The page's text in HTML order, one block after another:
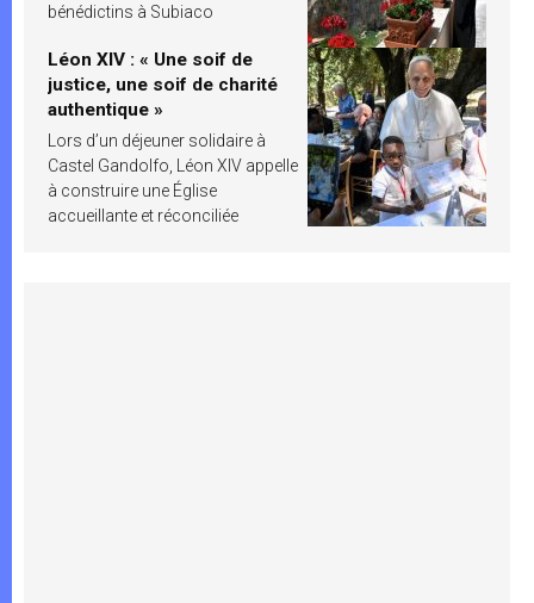
bénédictins à Subiaco
Léon XIV : « Une soif de
justice, une soif de charité
authentique »
Lors d’un déjeuner solidaire à
Castel Gandolfo, Léon XIV appelle
à construire une Église
accueillante et réconciliée